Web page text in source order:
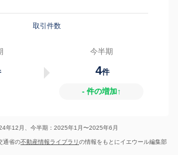
取引件数
今半期
4件
- 件の増加↑
年12月、今半期：2025年1月〜2025年6月
通省の不動産情報ライブラリの情報をもとにイエウール編集部